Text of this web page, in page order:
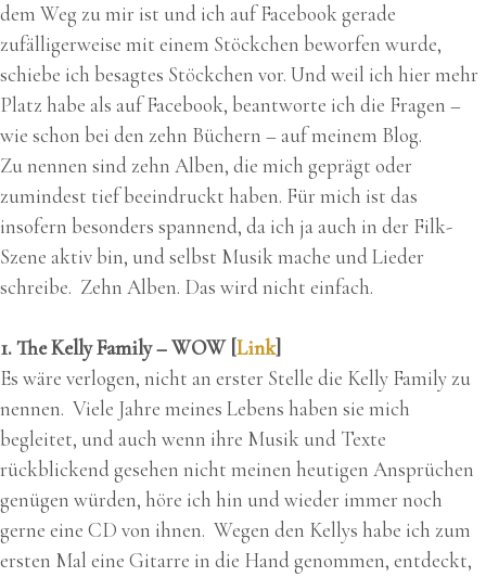
dem Weg zu mir ist und ich auf Facebook gerade
zufälligerweise mit einem Stöckchen beworfen wurde,
schiebe ich besagtes Stöckchen vor. Und weil ich hier mehr
Platz habe als auf Facebook, beantworte ich die Fragen –
wie schon bei den zehn Büchern – auf meinem Blog.
Zu nennen sind zehn Alben, die mich geprägt oder
zumindest tief beeindruckt haben. Für mich ist das
insofern besonders spannend, da ich ja auch in der Filk-
Szene aktiv bin, und selbst Musik mache und Lieder
schreibe. Zehn Alben. Das wird nicht einfach.
1. The Kelly Family – WOW [Link]
Es wäre verlogen, nicht an erster Stelle die Kelly Family zu
nennen. Viele Jahre meines Lebens haben sie mich
begleitet, und auch wenn ihre Musik und Texte
rückblickend gesehen nicht meinen heutigen Ansprüchen
genügen würden, höre ich hin und wieder immer noch
gerne eine CD von ihnen. Wegen den Kellys habe ich zum
ersten Mal eine Gitarre in die Hand genommen, entdeckt,